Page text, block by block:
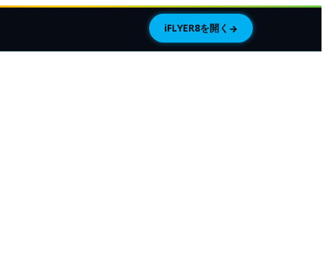
iFLYER8を開く →